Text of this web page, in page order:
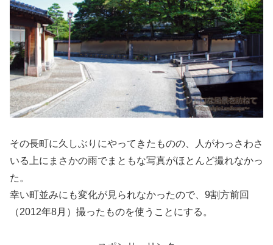
その長町に久しぶりにやってきたものの、人がわっさわさ
いる上にまさかの雨でまともな写真がほとんど撮れなかっ
た。
幸い町並みにも変化が見られなかったので、9割方前回
（2012年8月）撮ったものを使うことにする。